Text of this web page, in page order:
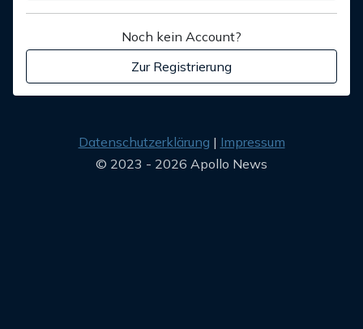
Noch kein Account?
Zur Registrierung
Datenschutzerklärung
Impressum
© 2023 - 2026 Apollo News